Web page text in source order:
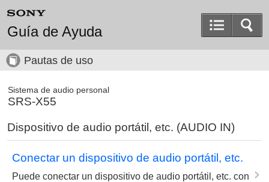
Guía de Ayuda
Pautas de uso
Sistema de audio personal
SRS-X55
Dispositivo de audio portátil, etc. (AUDIO IN)
Conectar un dispositivo de audio portátil, etc.
Puede conectar un dispositivo de audio portátil, etc. con